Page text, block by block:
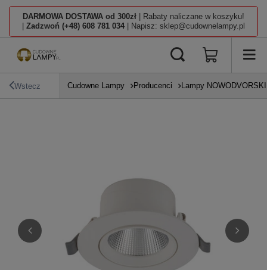
DARMOWA DOSTAWA od 300zł | Rabaty naliczane w koszyku!
Zadzwoń (+48) 608 781 034 | Napisz: sklep@cudownelampy.pl
Wstecz Cudowne Lampy Producenci Lampy